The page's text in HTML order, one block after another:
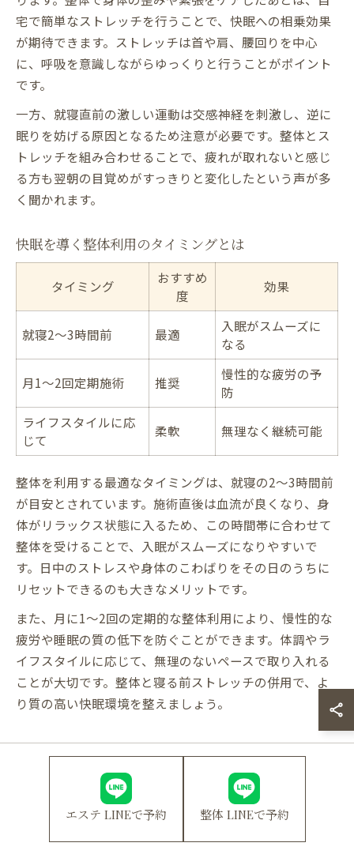
宅で簡単なストレッチを行うことで、快眠への相乗効果
が期待できます。ストレッチは首や肩、腰回りを中心
に、呼吸を意識しながらゆっくりと行うことがポイント
です。
一方、就寝直前の激しい運動は交感神経を刺激し、逆に
眠りを妨げる原因となるため注意が必要です。整体とス
トレッチを組み合わせることで、疲れが取れないと感じ
る方も翌朝の目覚めがすっきりと変化したという声が多
く聞かれます。
快眠を導く整体利用のタイミングとは
タイミング
おすすめ
度
効果
就寝2～3時間前 最適
入眠がスムーズに
なる
月1～2回定期施術 推奨
慢性的な疲労の予
防
ライフスタイルに応
じて
柔軟 無理なく継続可能
整体を利用する最適なタイミングは、就寝の2～3時間前
が目安とされています。施術直後は血流が良くなり、身
体がリラックス状態に入るため、この時間帯に合わせて
整体を受けることで、入眠がスムーズになりやすいで
す。日中のストレスや身体のこわばりをその日のうちに
リセットできるのも大きなメリットです。
また、月に1～2回の定期的な整体利用により、慢性的な
疲労や睡眠の質の低下を防ぐことができます。体調やラ
イフスタイルに応じて、無理のないペースで取り入れる
ことが大切です。整体と寝る前ストレッチの併用で、よ
り質の高い快眠環境を整えましょう。
副交感神経が整う夜の静的スト
レッチ体験
エステ LINEで予約 整体 LINEで予約